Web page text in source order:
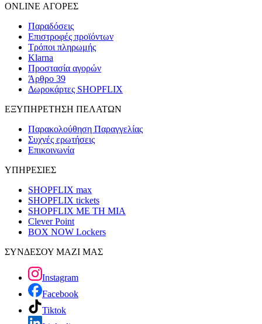
ONLINE ΑΓΟΡΕΣ
Παραδόσεις
Επιστροφές προϊόντων
Τρόποι πληρωμής
Klarna
Προστασία αγορών
Άρθρο 39
Δωροκάρτες SHOPFLIX
ΕΞΥΠΗΡΕΤΗΣΗ ΠΕΛΑΤΩΝ
Παρακολούθηση Παραγγελίας
Συχνές ερωτήσεις
Επικοινωνία
ΥΠΗΡΕΣΙΕΣ
SHOPFLIX max
SHOPFLIX tickets
SHOPFLIX ΜΕ ΤΗ ΜΙΑ
Clever Point
BOX NOW Lockers
ΣΥΝΔΕΣΟΥ ΜΑΖΙ ΜΑΣ
Instagram
Facebook
Tiktok